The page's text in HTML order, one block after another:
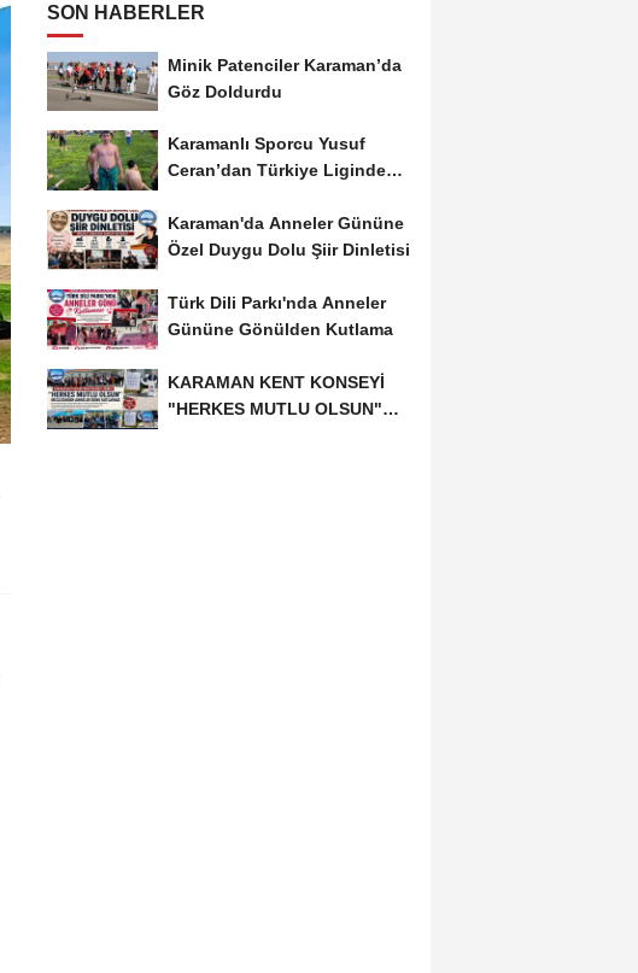
SON HABERLER
Minik Patenciler Karaman’da
Göz Doldurdu
Karamanlı Sporcu Yusuf
Ceran’dan Türkiye Liginde
Karaman'da Anneler Gününe
Özel Duygu Dolu Şiir Dinletisi
Türk Dili Parkı'nda Anneler
Gününe Gönülden Kutlama
KARAMAN KENT KONSEYİ
"HERKES MUTLU OLSUN"